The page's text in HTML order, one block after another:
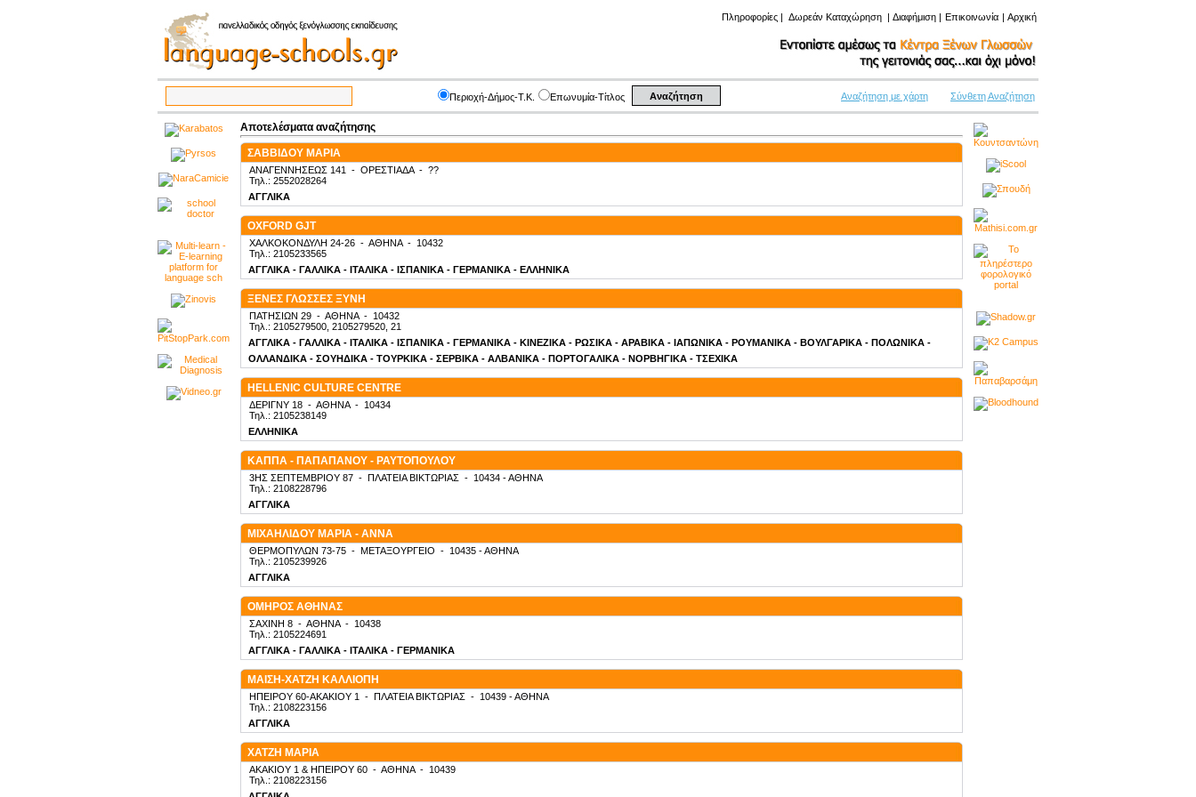
Πληροφορίες | Δωρεάν Καταχώρηση | Διαφήμιση | Επικοινωνία | Αρχική
Περιοχή-Δήμος-Τ.Κ. Επωνυμία-Τίτλος Αναζήτηση με χάρτη Σύνθετη Αναζήτηση
Αποτελέσματα αναζήτησης
ΣΑΒΒΙΔΟΥ ΜΑΡΙΑ
ΑΝΑΓΕΝΝΗΣΕΩΣ 141 - ΟΡΕΣΤΙΑΔΑ- ??
Τηλ.: 2552028264
ΑΓΓΛΙΚΑ
OXFORD GJT
ΧΑΛΚΟΚΟΝΔΥΛΗ 24-26 - ΑΘΗΝΑ- 10432
Τηλ.: 2105233565
ΑΓΓΛΙΚΑ - ΓΑΛΛΙΚΑ - ΙΤΑΛΙΚΑ - ΙΣΠΑΝΙΚΑ - ΓΕΡΜΑΝΙΚΑ - ΕΛΛΗΝΙΚΑ
ΞΕΝΕΣ ΓΛΩΣΣΕΣ ΞΥΝΗ
ΠΑΤΗΣΙΩΝ 29 - ΑΘΗΝΑ- 10432
Τηλ.: 2105279500, 2105279520, 21
ΑΓΓΛΙΚΑ - ΓΑΛΛΙΚΑ - ΙΤΑΛΙΚΑ - ΙΣΠΑΝΙΚΑ - ΓΕΡΜΑΝΙΚΑ - ΚΙΝΕΖΙΚΑ - ΡΩΣΙΚΑ - ΑΡΑΒΙΚΑ - ΙΑΠΩΝΙΚΑ - ΡΟΥΜΑΝΙΚΑ - ΒΟΥΛΓΑΡΙΚΑ - ΠΟΛΩΝΙΚΑ -
ΟΛΛΑΝΔΙΚΑ - ΣΟΥΗΔΙΚΑ - ΤΟΥΡΚΙΚΑ - ΣΕΡΒΙΚΑ - ΑΛΒΑΝΙΚΑ - ΠΟΡΤΟΓΑΛΙΚΑ - ΝΟΡΒΗΓΙΚΑ - ΤΣΕΧΙΚΑ
HELLENIC CULTURE CENTRE
ΔΕΡΙΓΝΥ 18 - ΑΘΗΝΑ- 10434
Τηλ.: 2105238149
ΕΛΛΗΝΙΚΑ
ΚΑΠΠΑ - ΠΑΠΑΠΑΝΟΥ - ΡΑΥΤΟΠΟΥΛΟΥ
3ΗΣ ΣΕΠΤΕΜΒΡΙΟΥ 87 - ΠΛΑΤΕΙΑ ΒΙΚΤΩΡΙΑΣ - 10434 - ΑΘΗΝΑ
Τηλ.: 2108228796
ΑΓΓΛΙΚΑ
ΜΙΧΑΗΛΙΔΟΥ ΜΑΡΙΑ - ΑΝΝΑ
ΘΕΡΜΟΠΥΛΩΝ 73-75 - ΜΕΤΑΞΟΥΡΓΕΙΟ - 10435 - ΑΘΗΝΑ
Τηλ.: 2105239926
ΑΓΓΛΙΚΑ
ΟΜΗΡΟΣ ΑΘΗΝΑΣ
ΣΑΧΙΝΗ 8 - ΑΘΗΝΑ- 10438
Τηλ.: 2105224691
ΑΓΓΛΙΚΑ - ΓΑΛΛΙΚΑ - ΙΤΑΛΙΚΑ - ΓΕΡΜΑΝΙΚΑ
ΜΑΙΣΗ-ΧΑΤΖΗ ΚΑΛΛΙΟΠΗ
ΗΠΕΙΡΟΥ 60-ΑΚΑΚΙΟΥ 1 - ΠΛΑΤΕΙΑ ΒΙΚΤΩΡΙΑΣ - 10439 - ΑΘΗΝΑ
Τηλ.: 2108223156
ΑΓΓΛΙΚΑ
ΧΑΤΖΗ ΜΑΡΙΑ
ΑΚΑΚΙΟΥ 1 & ΗΠΕΙΡΟΥ 60 - ΑΘΗΝΑ- 10439
Τηλ.: 2108223156